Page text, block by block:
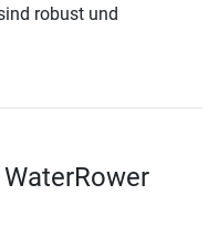
robust und